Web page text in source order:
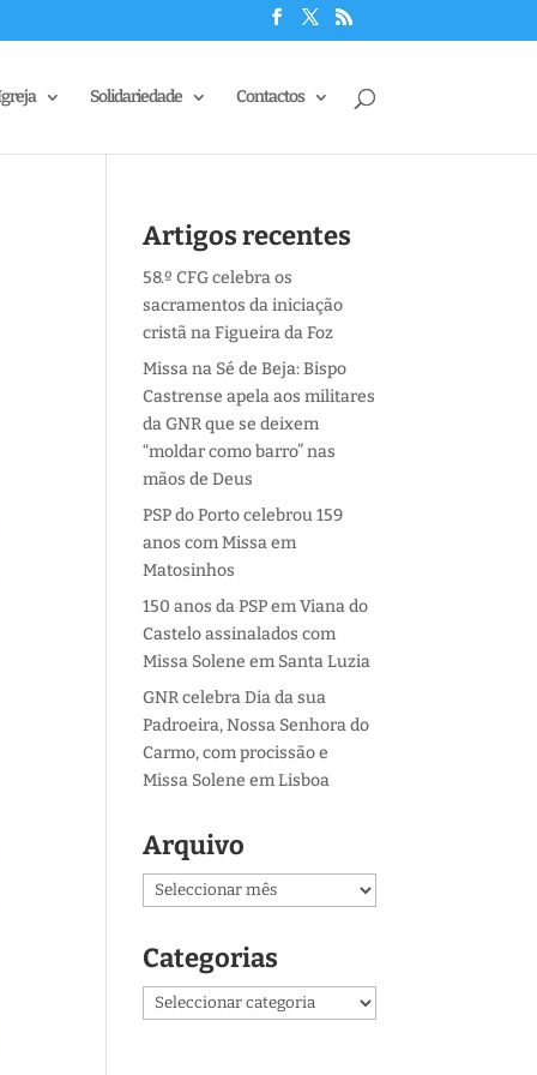
Solidariedade Contactos
Artigos recentes
58.º CFG celebra os
sacramentos da iniciação
cristã na Figueira da Foz
Missa na Sé de Beja: Bispo
Castrense apela aos militares
da GNR que se deixem
“moldar como barro” nas
mãos de Deus
PSP do Porto celebrou 159
anos com Missa em
Matosinhos
150 anos da PSP em Viana do
Castelo assinalados com
Missa Solene em Santa Luzia
GNR celebra Dia da sua
Padroeira, Nossa Senhora do
Carmo, com procissão e
Missa Solene em Lisboa
Arquivo
Arquivo
Categorias
Categorias